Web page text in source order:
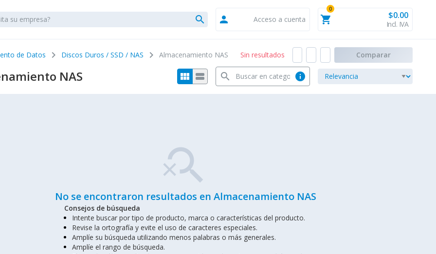
search person Acceso a cuenta shopping_cart
0
$0.00
Incl. IVA
de Datos chevron_right Discos Duros / SSD / NAS chevron_right Almacenamiento NAS Sin resultados Comparar
NAS view_module view_stream info
search
search_off
No se encontraron resultados en Almacenamiento NAS
Consejos de búsqueda
Intente buscar por tipo de producto, marca o características del producto.
Revise la ortografía y evite el uso de caracteres especiales.
Amplíe su búsqueda utilizando menos palabras o más generales.
Amplíe el rango de búsqueda.